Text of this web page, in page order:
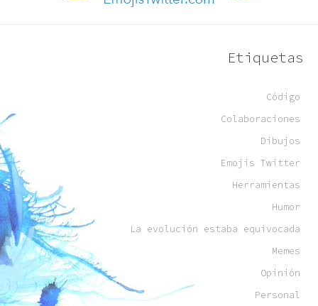
Etiquetas
Código
Colaboraciones
Dibujos
Emojis Twitter
Herramientas
Humor
La evolución estaba equivocada
Memes
Opinión
Personal